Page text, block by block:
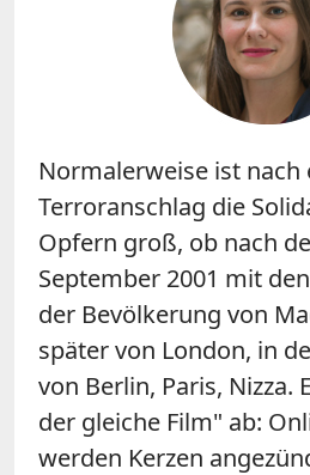
Normalerweise ist nach
Terroranschlag die
Opfern groß, ob nach
September 2001 mit
der Bevölkerung von
später von London, in
von Berlin, Paris, Nizza.
der gleiche Film" ab:
werden Kerzen